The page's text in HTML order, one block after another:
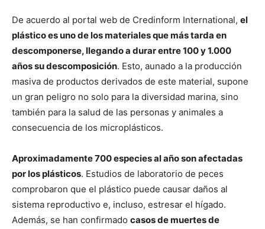
De acuerdo al portal web de Credinform International, el
plástico es uno de los materiales que más tarda en
descomponerse, llegando a durar entre 100 y 1.000
años su descomposición. Esto, aunado a la producción
masiva de productos derivados de este material, supone
un gran peligro no solo para la diversidad marina, sino
también para la salud de las personas y animales a
consecuencia de los microplásticos.
Aproximadamente 700 especies al año son afectadas
por los plásticos. Estudios de laboratorio de peces
comprobaron que el plástico puede causar daños al
sistema reproductivo e, incluso, estresar el hígado.
Además, se han confirmado casos de muertes de